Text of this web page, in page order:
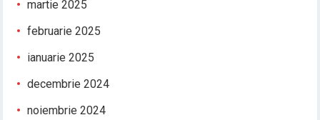
martie 2025
februarie 2025
ianuarie 2025
decembrie 2024
noiembrie 2024